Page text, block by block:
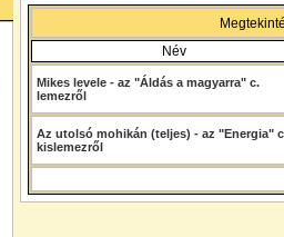
Név
Mikes levele - az "Áldás a magyarra" c.
lemezről
Az utolsó mohikán (teljes) - az "Energia"
kislemezről